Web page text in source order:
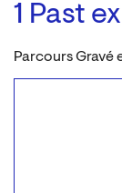
1 Past
Parcours Gravé